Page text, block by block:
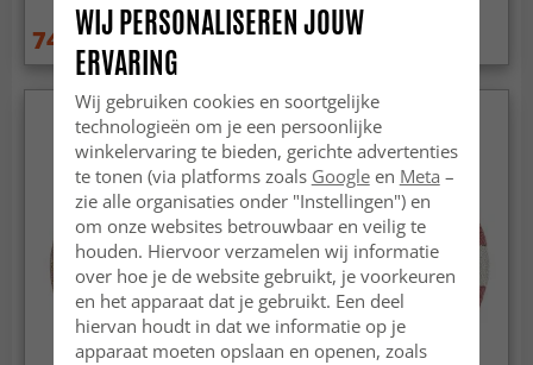
74.99 € 149.99 € 56.99 €
WIJ PERSONALISEREN JOUW
ERVARING
Wij gebruiken cookies en soortgelijke
technologieën om je een persoonlijke
winkelervaring te bieden, gerichte advertenties
te tonen (via platforms zoals Googleen Meta –
zie alle organisaties onder "Instellingen") en
om onze websites betrouwbaar en veilig te
houden. Hiervoor verzamelen wij informatie
over hoe je de website gebruikt, je voorkeuren
en het apparaat dat je gebruikt. Een deel
hiervan houdt in dat we informatie op je
apparaat moeten opslaan en openen, zoals